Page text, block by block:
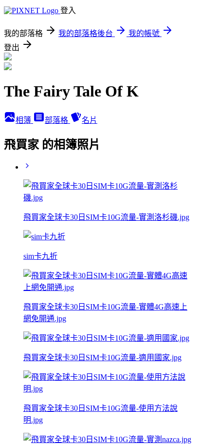
登入
我的部落格 我的部落格後台
我的帳號
登出
The Fairy Tale Of K
相簿 部落格 名片
飛買家 的相簿照片
飛買家全球卡30日SIM卡10G流量-實測洛杉磯.jpg
sim卡九折
飛買家全球卡30日SIM卡10G流量-實體4G高速上
網免開通.jpg
飛買家全球卡30日SIM卡10G流量-適用國家.jpg
飛買家全球卡30日SIM卡10G流量-使用方法說
明.jpg